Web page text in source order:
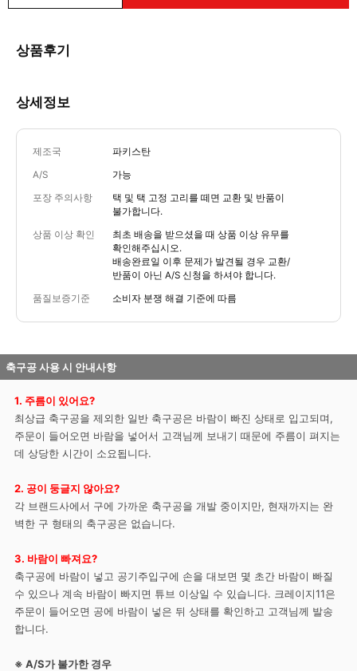
상품후기
상세정보
제조국 파키스탄
A/S 가능
포장 주의사항
택 및 택 고정 고리를 떼면 교환 및 반품이
불가합니다.
상품 이상 확인
최초 배송을 받으셨을 때 상품 이상 유무를
확인해주십시오.
배송완료일 이후 문제가 발견될 경우 교환/
반품이 아닌 A/S 신청을 하셔야 합니다.
품질보증기준 소비자 분쟁 해결 기준에 따름
축구공 사용 시 안내사항
1. 주름이 있어요?
최상급 축구공을 제외한 일반 축구공은 바람이 빠진 상태로 입고되며,
주문이 들어오면 바람을 넣어서 고객님께 보내기 때문에 주름이 펴지는
데 상당한 시간이 소요됩니다.
2. 공이 둥글지 않아요?
각 브랜드사에서 구에 가까운 축구공을 개발 중이지만, 현재까지는 완
벽한 구 형태의 축구공은 없습니다.
3. 바람이 빠져요?
축구공에 바람이 넣고 공기주입구에 손을 대보면 몇 초간 바람이 빠질
수 있으나 계속 바람이 빠지면 튜브 이상일 수 있습니다. 크레이지11은
주문이 들어오면 공에 바람이 넣은 뒤 상태를 확인하고 고객님께 발송
합니다.
※ A/S가 불가한 경우